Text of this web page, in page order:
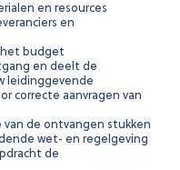
en resources
en
het budget
en deelt de
leidinggevende
correcte aanvragen van
de ontvangen stukken
wet- en regelgeving
de